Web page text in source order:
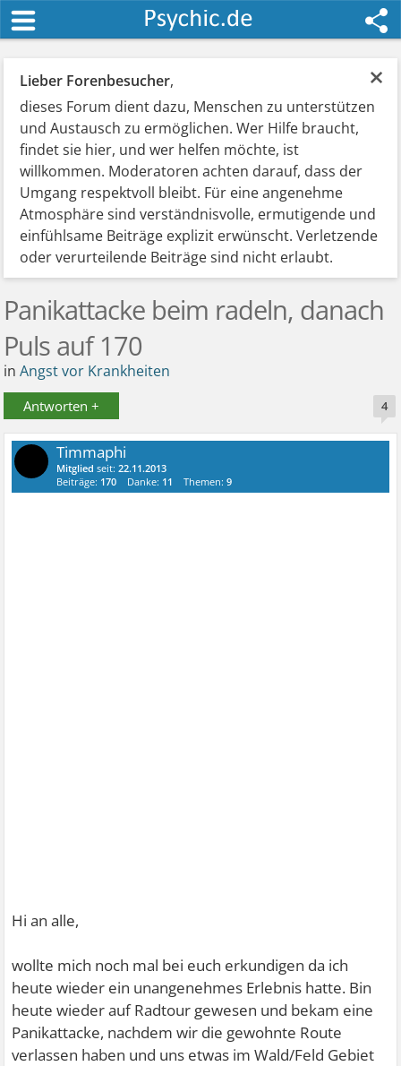
×
Lieber Forenbesucher,
dieses Forum dient dazu, Menschen zu unterstützen
und Austausch zu ermöglichen. Wer Hilfe braucht,
findet sie hier, und wer helfen möchte, ist
willkommen. Moderatoren achten darauf, dass der
Umgang respektvoll bleibt. Für eine angenehme
Atmosphäre sind verständnisvolle, ermutigende und
einfühlsame Beiträge explizit erwünscht. Verletzende
oder verurteilende Beiträge sind nicht erlaubt.
Panikattacke beim radeln, danach
Puls auf 170
inAngst vor Krankheiten
Antworten + 4
Timmaphi
Mitglied seit:22.11.2013
Beiträge: 170 Danke: 11 Themen:9
Hi an alle,
wollte mich noch mal bei euch erkundigen da ich
heute wieder ein unangenehmes Erlebnis hatte. Bin
heute wieder auf Radtour gewesen und bekam eine
Panikattacke, nachdem wir die gewohnte Route
verlassen haben und uns etwas im Wald/Feld Gebiet